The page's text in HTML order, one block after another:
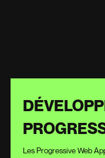
Les Progressive Web